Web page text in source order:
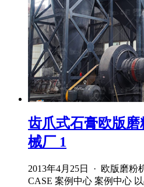
齿爪式石膏欧版
械厂 1
2013年4月25日 · 欧版磨粉
CASE 案例中心 案例中心